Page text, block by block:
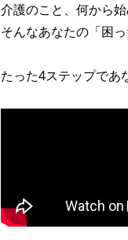
介護のこと、何から
そんなあなたの「困
たった4ステップであ